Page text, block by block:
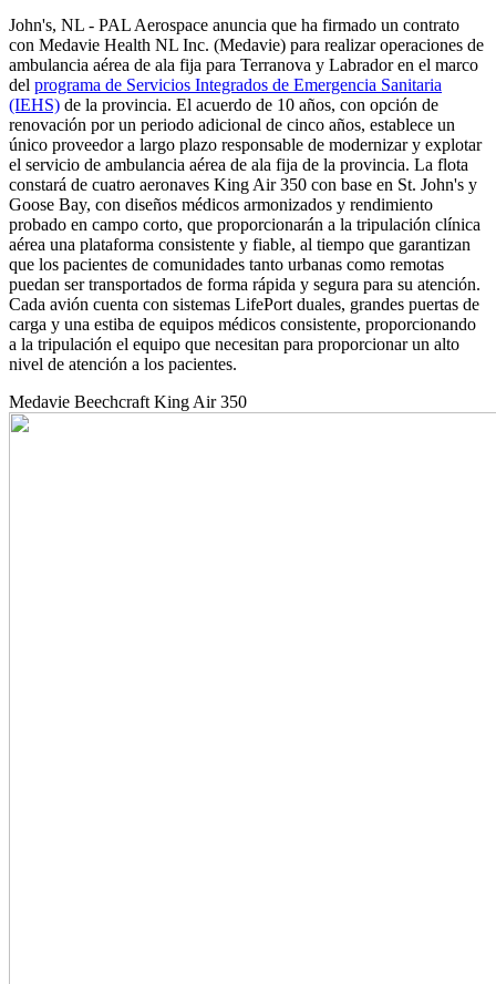
John's, NL - PAL Aerospace anuncia que ha firmado un contrato
con Medavie Health NL Inc. (Medavie) para realizar operaciones de
ambulancia aérea de ala fija para Terranova y Labrador en el marco
del programa de Servicios Integrados de Emergencia Sanitaria
(IEHS) de la provincia. El acuerdo de 10 años, con opción de
renovación por un periodo adicional de cinco años, establece un
único proveedor a largo plazo responsable de modernizar y explotar
el servicio de ambulancia aérea de ala fija de la provincia. La flota
constará de cuatro aeronaves King Air 350 con base en St. John's y
Goose Bay, con diseños médicos armonizados y rendimiento
probado en campo corto, que proporcionarán a la tripulación clínica
aérea una plataforma consistente y fiable, al tiempo que garantizan
que los pacientes de comunidades tanto urbanas como remotas
puedan ser transportados de forma rápida y segura para su atención.
Cada avión cuenta con sistemas LifePort duales, grandes puertas de
carga y una estiba de equipos médicos consistente, proporcionando
a la tripulación el equipo que necesitan para proporcionar un alto
nivel de atención a los pacientes.
Medavie Beechcraft King Air 350